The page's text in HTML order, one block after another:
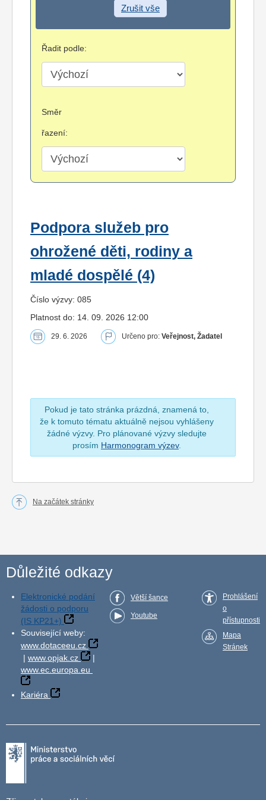
Zrušit vše
Řadit podle:
Směr
řazení:
Podpora služeb pro
ohrožené děti, rodiny a
mladé dospělé (4)
Číslo výzvy: 085
Platnost do: 14. 09. 2026 12:00
29. 6. 2026 Určeno pro: Veřejnost, Žadatel
Pokud je tato stránka prázdná, znamená to,
že k tomuto tématu aktuálně nejsou vyhlášeny
žádné výzvy. Pro plánované výzvy sledujte
prosím Harmonogram výzev.
Na začátek stránky
Důležité odkazy
Elektronické podání
žádosti o podporu
(IS KP21+)
Související weby:
www.dotaceeu.cz
| www.opjak.cz
|
www.ec.europa.eu
Kariéra
Větší šance
Youtube
Prohlášení
o
přístupnosti
Mapa
Stránek